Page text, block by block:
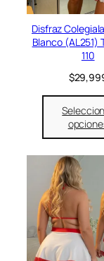
Disfraz
Blanco (AL251)
110
$